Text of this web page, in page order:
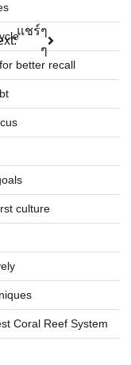
แชร์ๆ
ๆ
better recall
culture
Coral Reef System